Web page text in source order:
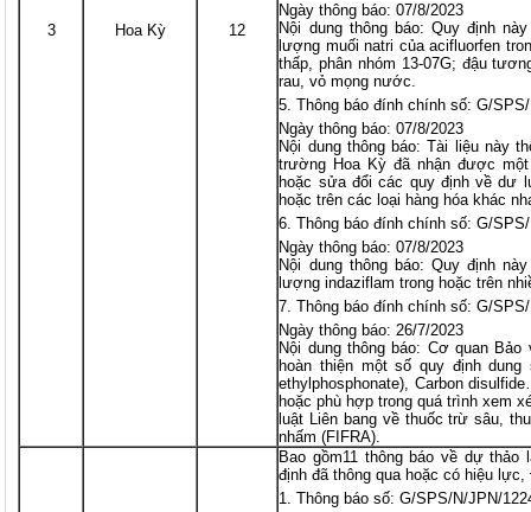
3 Hoa Kỳ 12
Ngày thông báo: 07/8/2023
Nội dung thông báo: Quy định
lượng muối natri của acifluorfen
thấp, phân nhóm 13-07G; đậu
rau, vỏ mọng nước.
Thông báo đính chính số: G/
Ngày thông báo: 07/8/2023
Nội dung thông báo: Tài liệu này
trường Hoa Kỳ đã nhận được
hoặc sửa đổi các quy định về dư
hoặc trên các loại hàng hóa khác
Thông báo đính chính số: G/
Ngày thông báo: 07/8/2023
Nội dung thông báo: Quy định
lượng indaziflam trong hoặc trên
Thông báo đính chính số: G/
Ngày thông báo: 26/7/2023
Nội dung thông báo: Cơ quan
hoàn thiện một số quy định
ethylphosphonate), Carbon
hoặc phù hợp trong quá trình xem
luật Liên bang về thuốc trừ sâu,
nhấm (FIFRA).
Bao gồm11 thông báo về dự
định đã thông qua hoặc có hiệu
Thông báo số: G/SPS/N/JPN/